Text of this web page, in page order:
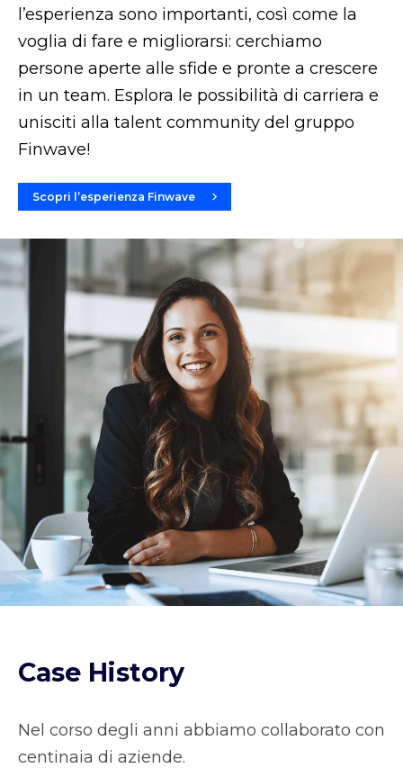
l’esperienza sono importanti, così come la
voglia di fare e migliorarsi: cerchiamo
persone aperte alle sfide e pronte a crescere
in un team. Esplora le possibilità di carriera e
unisciti alla talent community del gruppo
Finwave!
Scopri l’esperienza Finwave
Case History
Nel corso degli anni abbiamo collaborato con
centinaia di aziende.